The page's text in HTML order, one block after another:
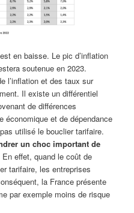
en baisse. Le pic d’inflation
soutenue en 2023.
l’inflation et des taux sur
Il existe un différentiel
de différences
économique et de dépendance
utilisé le bouclier tarifaire.
un choc important de
En effet, quand le coût de
tarifaire, les entreprises
la France présente
par exemple moins de risque